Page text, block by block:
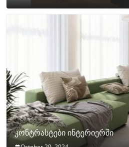
კონტრასტები ინტერიერში